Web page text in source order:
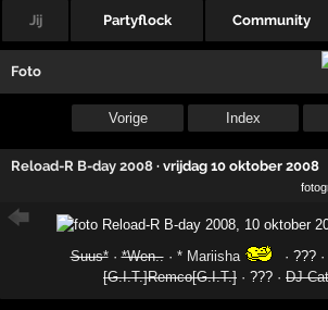
Jij Partyflock Community
Foto
Vorige Index
Reload-R B-day 2008 ·vrijdag 10 oktober 2008
Suus*·*Wen..· * Mariisha · ??? ·
[G.I.T.]Remco[G.I.T.] · ??? · DJ